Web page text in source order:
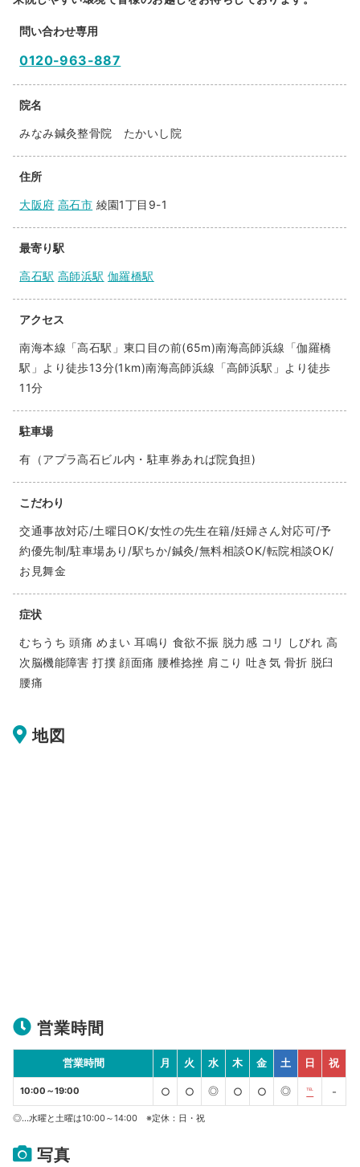
問い合わせ専用
0120-963-887
院名
みなみ鍼灸整骨院 たかいし院
住所
大阪府 高石市 綾園1丁目9-1
最寄り駅
高石駅 高師浜駅 伽羅橋駅
アクセス
南海本線「高石駅」東口目の前(65m)南海高師浜線「伽羅橋
駅」より徒歩13分(1km)南海高師浜線「高師浜駅」より徒歩
11分
駐車場
有（アプラ高石ビル内・駐車券あれば院負担)
こだわり
交通事故対応/土曜日OK/女性の先生在籍/妊婦さん対応可/予
約優先制/駐車場あり/駅ちか/鍼灸/無料相談OK/転院相談OK/
お見舞金
症状
むちうち 頭痛 めまい 耳鳴り 食欲不振 脱力感 コリ しびれ 高
次脳機能障害 打撲 顔面痛 腰椎捻挫 肩こり 吐き気 骨折 脱臼
腰痛
地図
営業時間
営業時間 月 火 水 木 金 土 日 祝
10:00～19:00 ○ ○ ◎ ○ ○ ◎ ℡ -
◎…水曜と土曜は10:00～14:00 ※定休：日・祝
写真